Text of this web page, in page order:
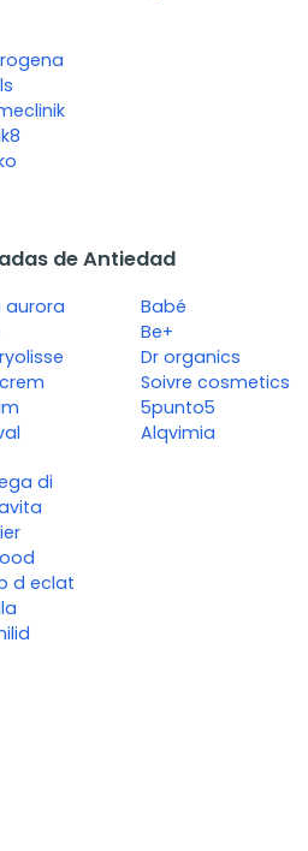
de Antiedad
aurora
Babé
Be+
Dr organics
Soivre cosmetics
5punto5
Alqvimia
di
d eclat